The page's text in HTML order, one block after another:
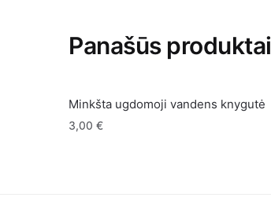
Panašūs produktai
Minkšta ugdomoji vandens knygutė
3,00€